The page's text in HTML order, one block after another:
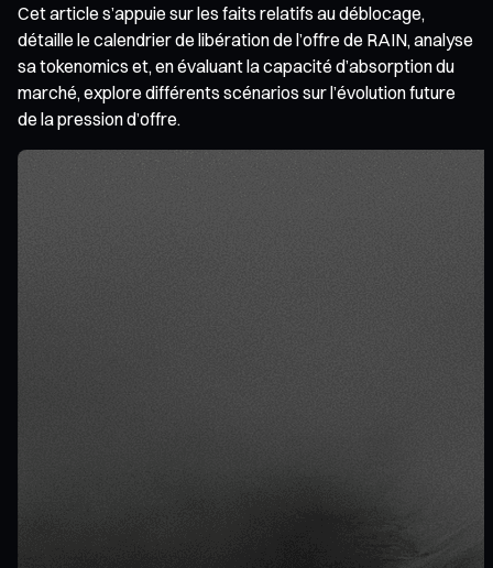
Cet article s’appuie sur les faits relatifs au déblocage,
détaille le calendrier de libération de l’offre de RAIN, analyse
sa tokenomics et, en évaluant la capacité d’absorption du
marché, explore différents scénarios sur l’évolution future
de la pression d’offre.